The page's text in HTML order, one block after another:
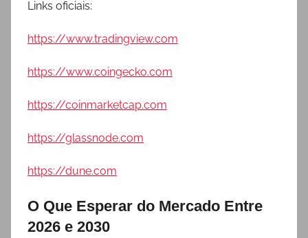
Links oficiais:
https://www.tradingview.com
https://www.coingecko.com
https://coinmarketcap.com
https://glassnode.com
https://dune.com
O Que Esperar do Mercado Entre
2026 e 2030